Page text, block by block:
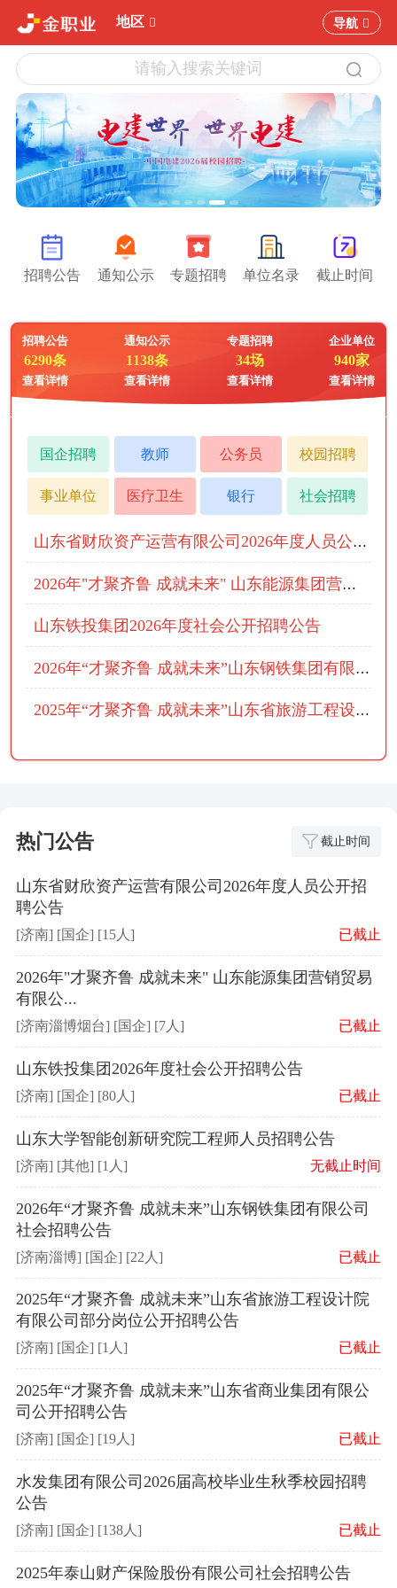
地区 导航
招聘公告 通知公示 专题招聘 单位名录 截止时间
招聘公告
6290条
查看详情
通知公示
1138条
查看详情
专题招聘
34场
查看详情
企业单位
940家
查看详情
国企招聘 教师 公务员 校园招聘
事业单位 医疗卫生 银行 社会招聘
山东省财欣资产运营有限公司2026年度人员公开招聘公告
2026年"才聚齐鲁 成就未来" 山东能源集团营销贸易有限公司市场化招聘公告
山东铁投集团2026年度社会公开招聘公告
2026年“才聚齐鲁 成就未来”山东钢铁集团有限公司社会招聘公告
2025年“才聚齐鲁 成就未来”山东省旅游工程设计院有限公司部分岗位公开招聘公告
热门公告 截止时间
山东省财欣资产运营有限公司2026年度人员公开招
聘公告
[济南] [国企] [15人] 已截止
2026年"才聚齐鲁 成就未来" 山东能源集团营销贸易
有限公...
[济南淄博烟台] [国企] [7人] 已截止
山东铁投集团2026年度社会公开招聘公告
[济南] [国企] [80人] 已截止
山东大学智能创新研究院工程师人员招聘公告
[济南] [其他] [1人] 无截止时间
2026年“才聚齐鲁 成就未来”山东钢铁集团有限公司
社会招聘公告
[济南淄博] [国企] [22人] 已截止
2025年“才聚齐鲁 成就未来”山东省旅游工程设计院
有限公司部分岗位公开招聘公告
[济南] [国企] [1人] 已截止
2025年“才聚齐鲁 成就未来”山东省商业集团有限公
司公开招聘公告
[济南] [国企] [19人] 已截止
水发集团有限公司2026届高校毕业生秋季校园招聘
公告
[济南] [国企] [138人] 已截止
2025年泰山财产保险股份有限公司社会招聘公告